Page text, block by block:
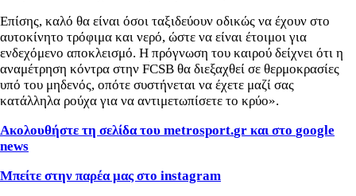
Επίσης, καλό θα είναι όσοι ταξιδεύουν οδικώς να έχουν στο
αυτοκίνητο τρόφιμα και νερό, ώστε να είναι έτοιμοι για
ενδεχόμενο αποκλεισμό. Η πρόγνωση του καιρού δείχνει ότι η
αναμέτρηση κόντρα στην FCSB θα διεξαχθεί σε θερμοκρασίες
υπό του μηδενός, οπότε συστήνεται να έχετε μαζί σας
κατάλληλα ρούχα για να αντιμετωπίσετε το κρύο».
Ακολουθήστε τη σελίδα του metrosport.gr και στο google
news
Μπείτε στην παρέα μας στο instagram